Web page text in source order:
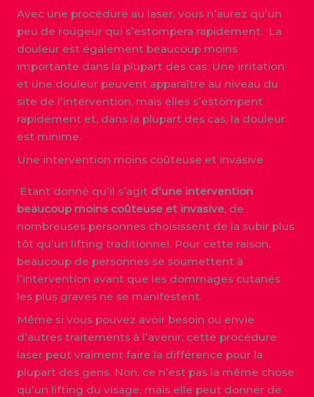
Avec une procédure au laser, vous n’aurez qu’un
peu de rougeur qui s’estompera rapidement. La
douleur est également beaucoup moins
importante dans la plupart des cas. Une irritation
et une douleur peuvent apparaître au niveau du
site de l’intervention, mais elles s’estompent
rapidement et, dans la plupart des cas, la douleur
est minime.
Une intervention moins coûteuse et invasive
Étant donné qu’il s’agit d’une intervention
beaucoup moins coûteuse et invasive, de
nombreuses personnes choisissent de la subir plus
tôt qu’un lifting traditionnel. Pour cette raison,
beaucoup de personnes se soumettent à
l’intervention avant que les dommages cutanés
les plus graves ne se manifestent.
Même si vous pouvez avoir besoin ou envie
d’autres traitements à l’avenir, cette procédure
laser peut vraiment faire la différence pour la
plupart des gens. Non, ce n’est pas la même chose
qu’un lifting du visage, mais elle peut donner de